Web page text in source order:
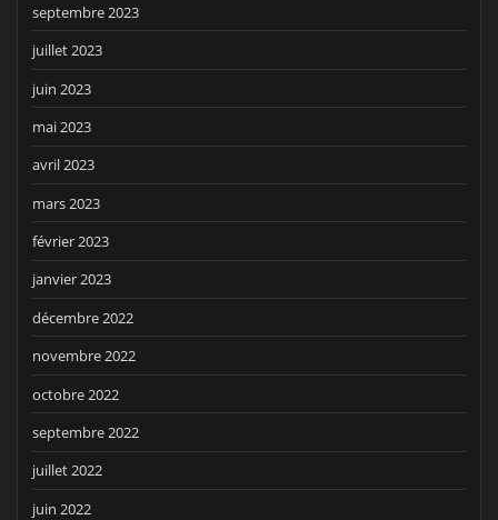
septembre 2023
juillet 2023
juin 2023
mai 2023
avril 2023
mars 2023
février 2023
janvier 2023
décembre 2022
novembre 2022
octobre 2022
septembre 2022
juillet 2022
juin 2022